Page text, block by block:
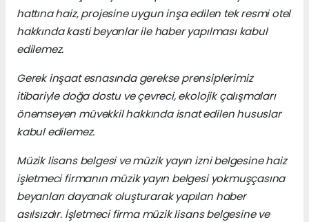
hattına haiz, projesine uygun inşa edilen tek resmi otel
hakkında kasti beyanlar ile haber yapılması kabul
edilemez.
Gerek inşaat esnasında gerekse prensiplerimiz
itibariyle doğa dostu ve çevreci, ekolojik çalışmaları
önemseyen müvekkil hakkında isnat edilen hususlar
kabul edilemez.
Müzik lisans belgesi ve müzik yayın izni belgesine haiz
işletmeci firmanın müzik yayın belgesi yokmuşçasına
beyanları dayanak oluşturarak yapılan haber
asılsızdır. İşletmeci firma müzik lisans belgesine ve